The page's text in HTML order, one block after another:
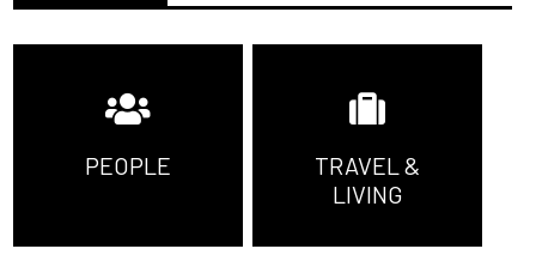
PEOPLE
TRAVEL &
LIVING